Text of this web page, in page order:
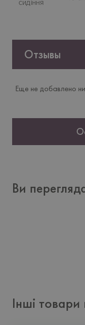
сидіння
Отзывы
Еще не добавлено
Ви
Інші товари